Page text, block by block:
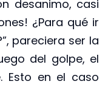
desanimo, casi
¿Para qué ir
pareciera ser la
del golpe, el
Esto en el caso